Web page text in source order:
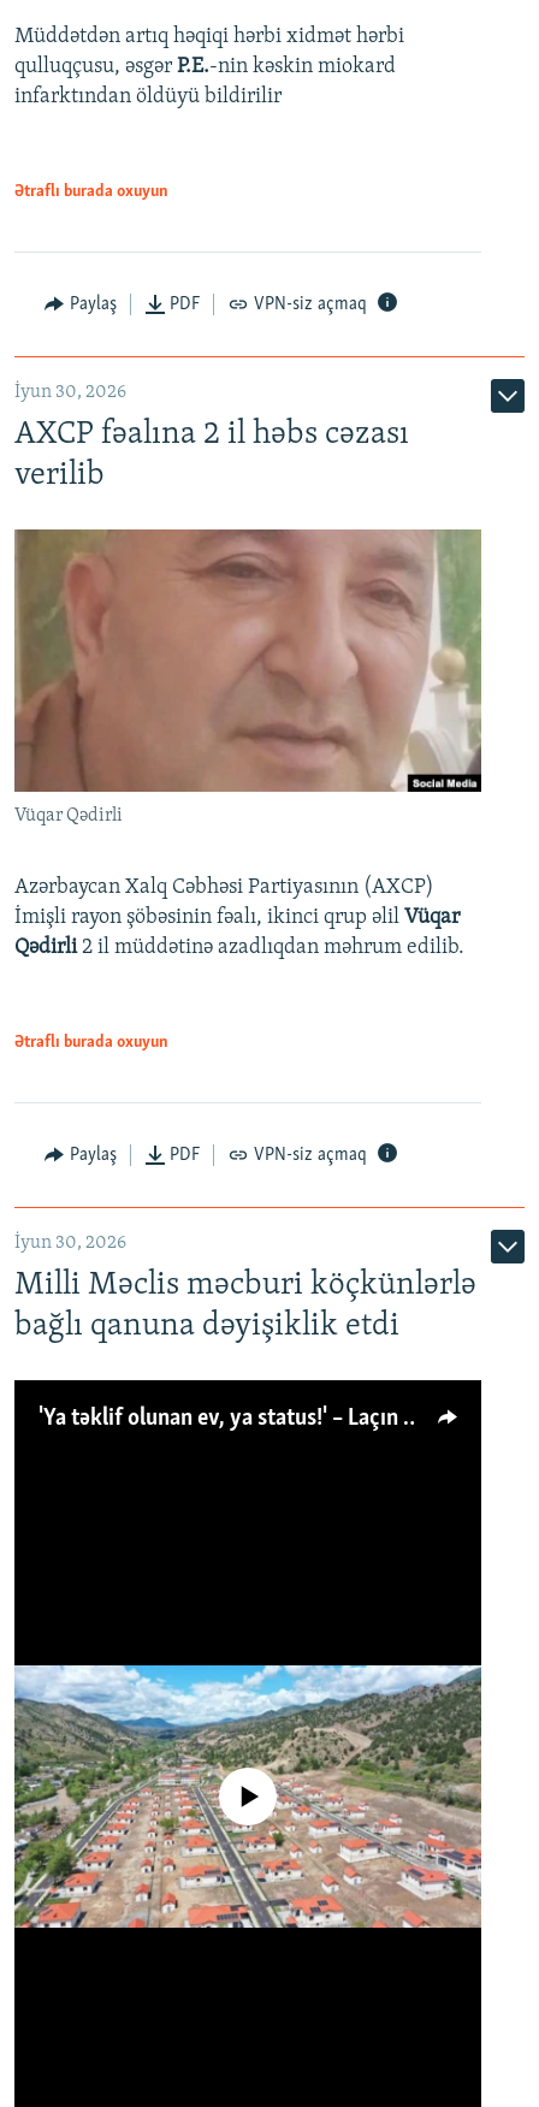
Müddətdən artıq həqiqi hərbi xidmət hərbi
qulluqçusu, əsgər P.E.-nin kəskin miokard
infarktından öldüyü bildirilir
Ətraflı burada oxuyun
Paylaş PDF VPN-siz açmaq
İyun 30, 2026
AXCP fəalına 2 il həbs cəzası
verilib
Vüqar Qədirli
Azərbaycan Xalq Cəbhəsi Partiyasının (AXCP)
İmişli rayon şöbəsinin fəalı, ikinci qrup əlil Vüqar
Qədirli2 il müddətinə azadlıqdan məhrum edilib.
Ətraflı burada oxuyun
Paylaş PDF VPN-siz açmaq
İyun 30, 2026
Milli Məclis məcburi köçkünlərlə
bağlı qanuna dəyişiklik etdi
'Ya təklif olunan ev, ya status!' – Laçın köçkünü: 'Laçından başqa heç hara!'
No media source currently available